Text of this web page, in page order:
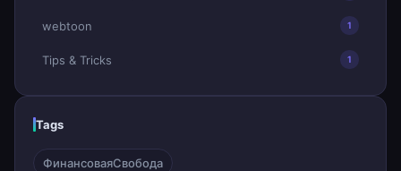
webtoon 1
Tips & Tricks 1
Tags
ФинансоваяСвобода